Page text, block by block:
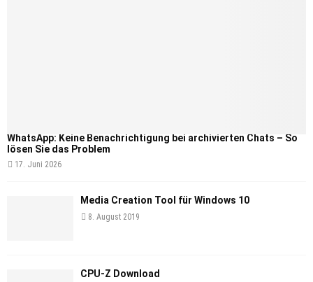
WhatsApp: Keine Benachrichtigung bei archivierten Chats – So
lösen Sie das Problem
17. Juni 2026
Media Creation Tool für Windows 10
8. August 2019
CPU-Z Download